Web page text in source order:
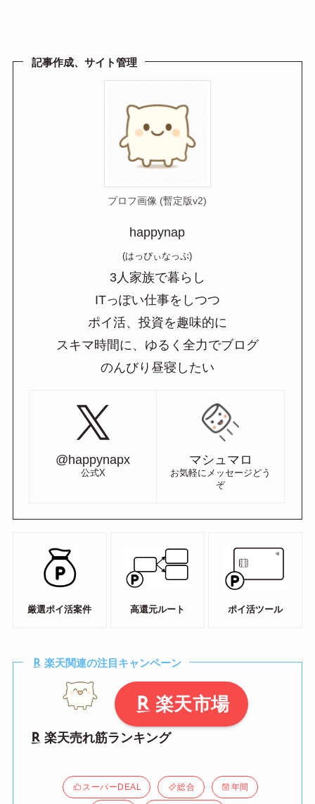
a
記事作成、サイト管理
プロフ画像 (暫定版v2)
happynap
(はっぴぃなっぷ)
3人家族で暮らし
ITっぽい仕事をしつつ
ポイ活、投資を趣味的に
スキマ時間に、ゆるく全力でブログ
のんびり昼寝したい
@happynapx
公式X
マシュマロ
お気軽にメッセージどう
ぞ
厳選ポイ活案件 高還元ルート ポイ活ツール
楽天関連の注目キャンペーン
楽天市場
楽天売れ筋ランキング
スーパーDEAL 総合 年間